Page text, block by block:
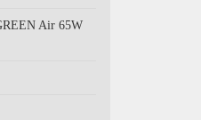
Air 65W